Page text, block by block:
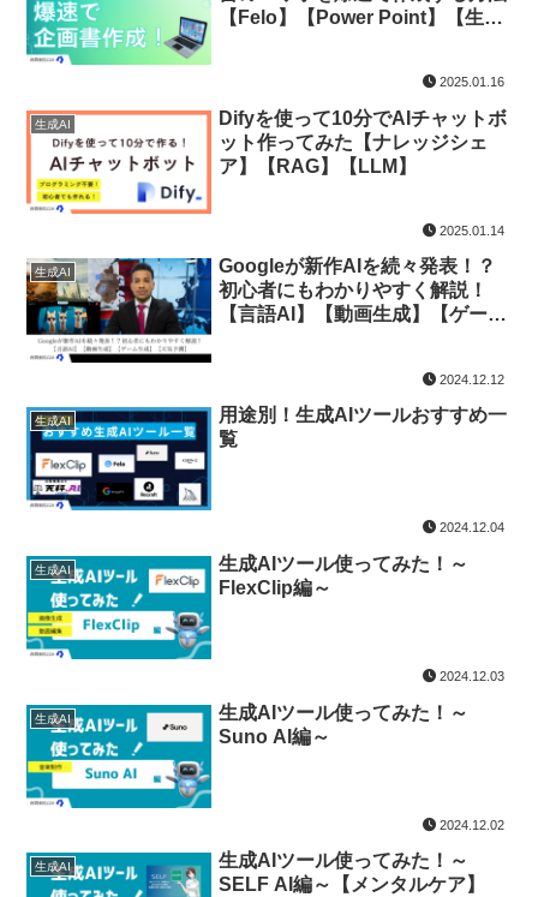
【Felo】【Power Point】【生成
2025.01.16
生成AI
Difyを使って10分でAIチャットボ
ット作ってみた【ナレッジシェ
ア】【RAG】【LLM】
2025.01.14
生成AI
Googleが新作AIを続々発表！？
初心者にもわかりやすく解説！
【言語AI】【動画生成】【ゲーム
2024.12.12
生成AI
用途別！生成AIツールおすすめ一
覧
2024.12.04
生成AI
生成AIツール使ってみた！～
FlexClip編～
2024.12.03
生成AI
生成AIツール使ってみた！～
Suno AI編～
2024.12.02
生成AI
生成AIツール使ってみた！～
SELF AI編～【メンタルケア】